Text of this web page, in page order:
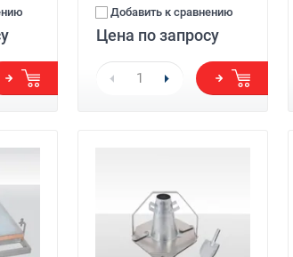
Добавить к сравнению
Цена по запросу